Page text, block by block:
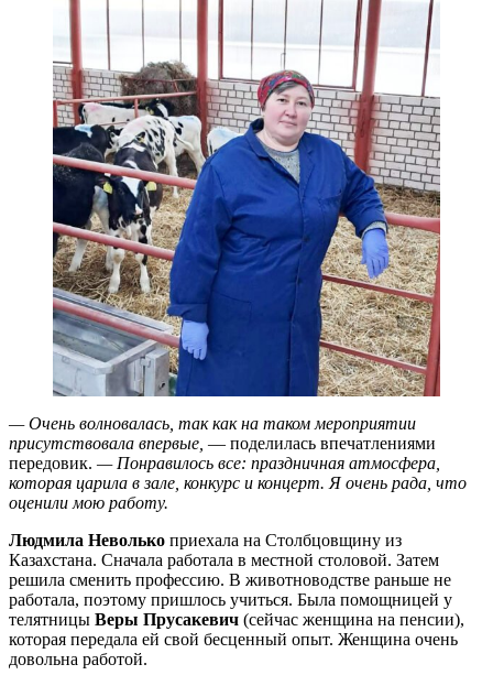
— Очень волновалась, так как на таком мероприятии
присутствовала впервые, — поделилась впечатлениями
передовик. — Понравилось все: праздничная атмосфера,
которая царила в зале, конкурс и концерт. Я очень рада, что
оценили мою работу.
Людмила Неволько приехала на Столбцовщину из
Казахстана. Сначала работала в местной столовой. Затем
решила сменить профессию. В животноводстве раньше не
работала, поэтому пришлось учиться. Была помощницей у
телятницы Веры Прусакевич (сейчас женщина на пенсии),
которая передала ей свой бесценный опыт. Женщина очень
довольна работой.